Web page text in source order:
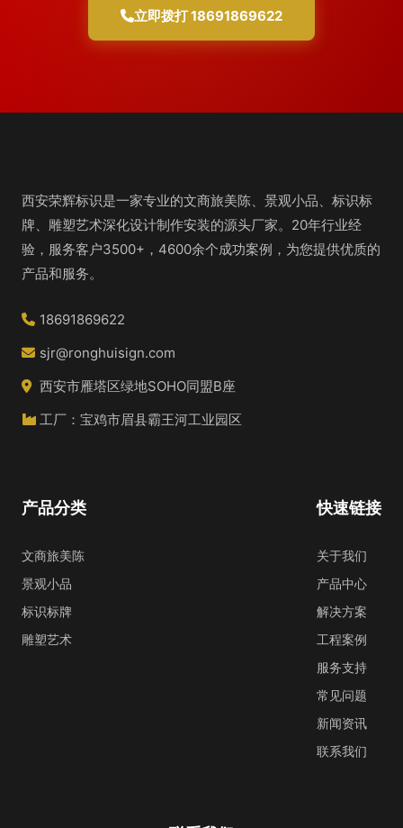
立即拨打 18691869622
西安荣辉标识是一家专业的文商旅美陈、景观小品、标识标
牌、雕塑艺术深化设计制作安装的源头厂家。20年行业经
验，服务客户3500+，4600余个成功案例，为您提供优质的
产品和服务。
18691869622
sjr@ronghuisign.com
西安市雁塔区绿地SOHO同盟B座
工厂：宝鸡市眉县霸王河工业园区
快速链接
关于我们
产品中心
解决方案
工程案例
服务支持
常见问题
新闻资讯
联系我们
产品分类
文商旅美陈
景观小品
标识标牌
雕塑艺术